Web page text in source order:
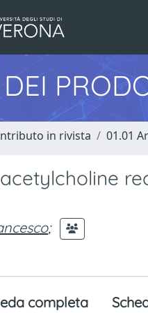
in rivista 01.01
;
completa